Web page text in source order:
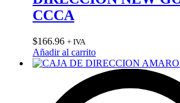
CCCA
$166.96 + IVA
Añadir al carrito